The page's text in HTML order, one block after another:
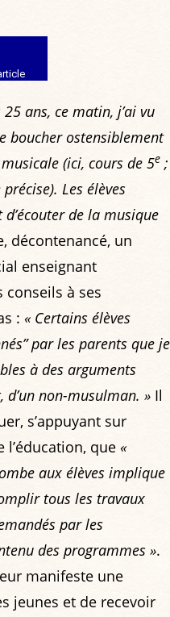
ans, ce matin, j’ai vu
boucher ostensiblement
(ici, cours de 5e ;
Les élèves
de la musique
décontenancé, un
enseignant
conseils à ses
: « Certains élèves
par les parents que je
à des arguments
non-musulman. » Il
s’appuyant sur
l’éducation, que «
aux élèves implique
tous les travaux
par les
des programmes ».
manifeste une
jeunes et de recevoir